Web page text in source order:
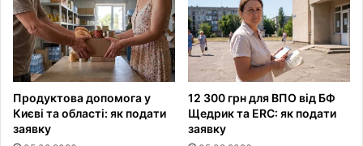
Продуктова допомога у
Києві та області: як подати
заявку
12 300 грн для ВПО від БФ
Щедрик та ERC: як подати
заявку